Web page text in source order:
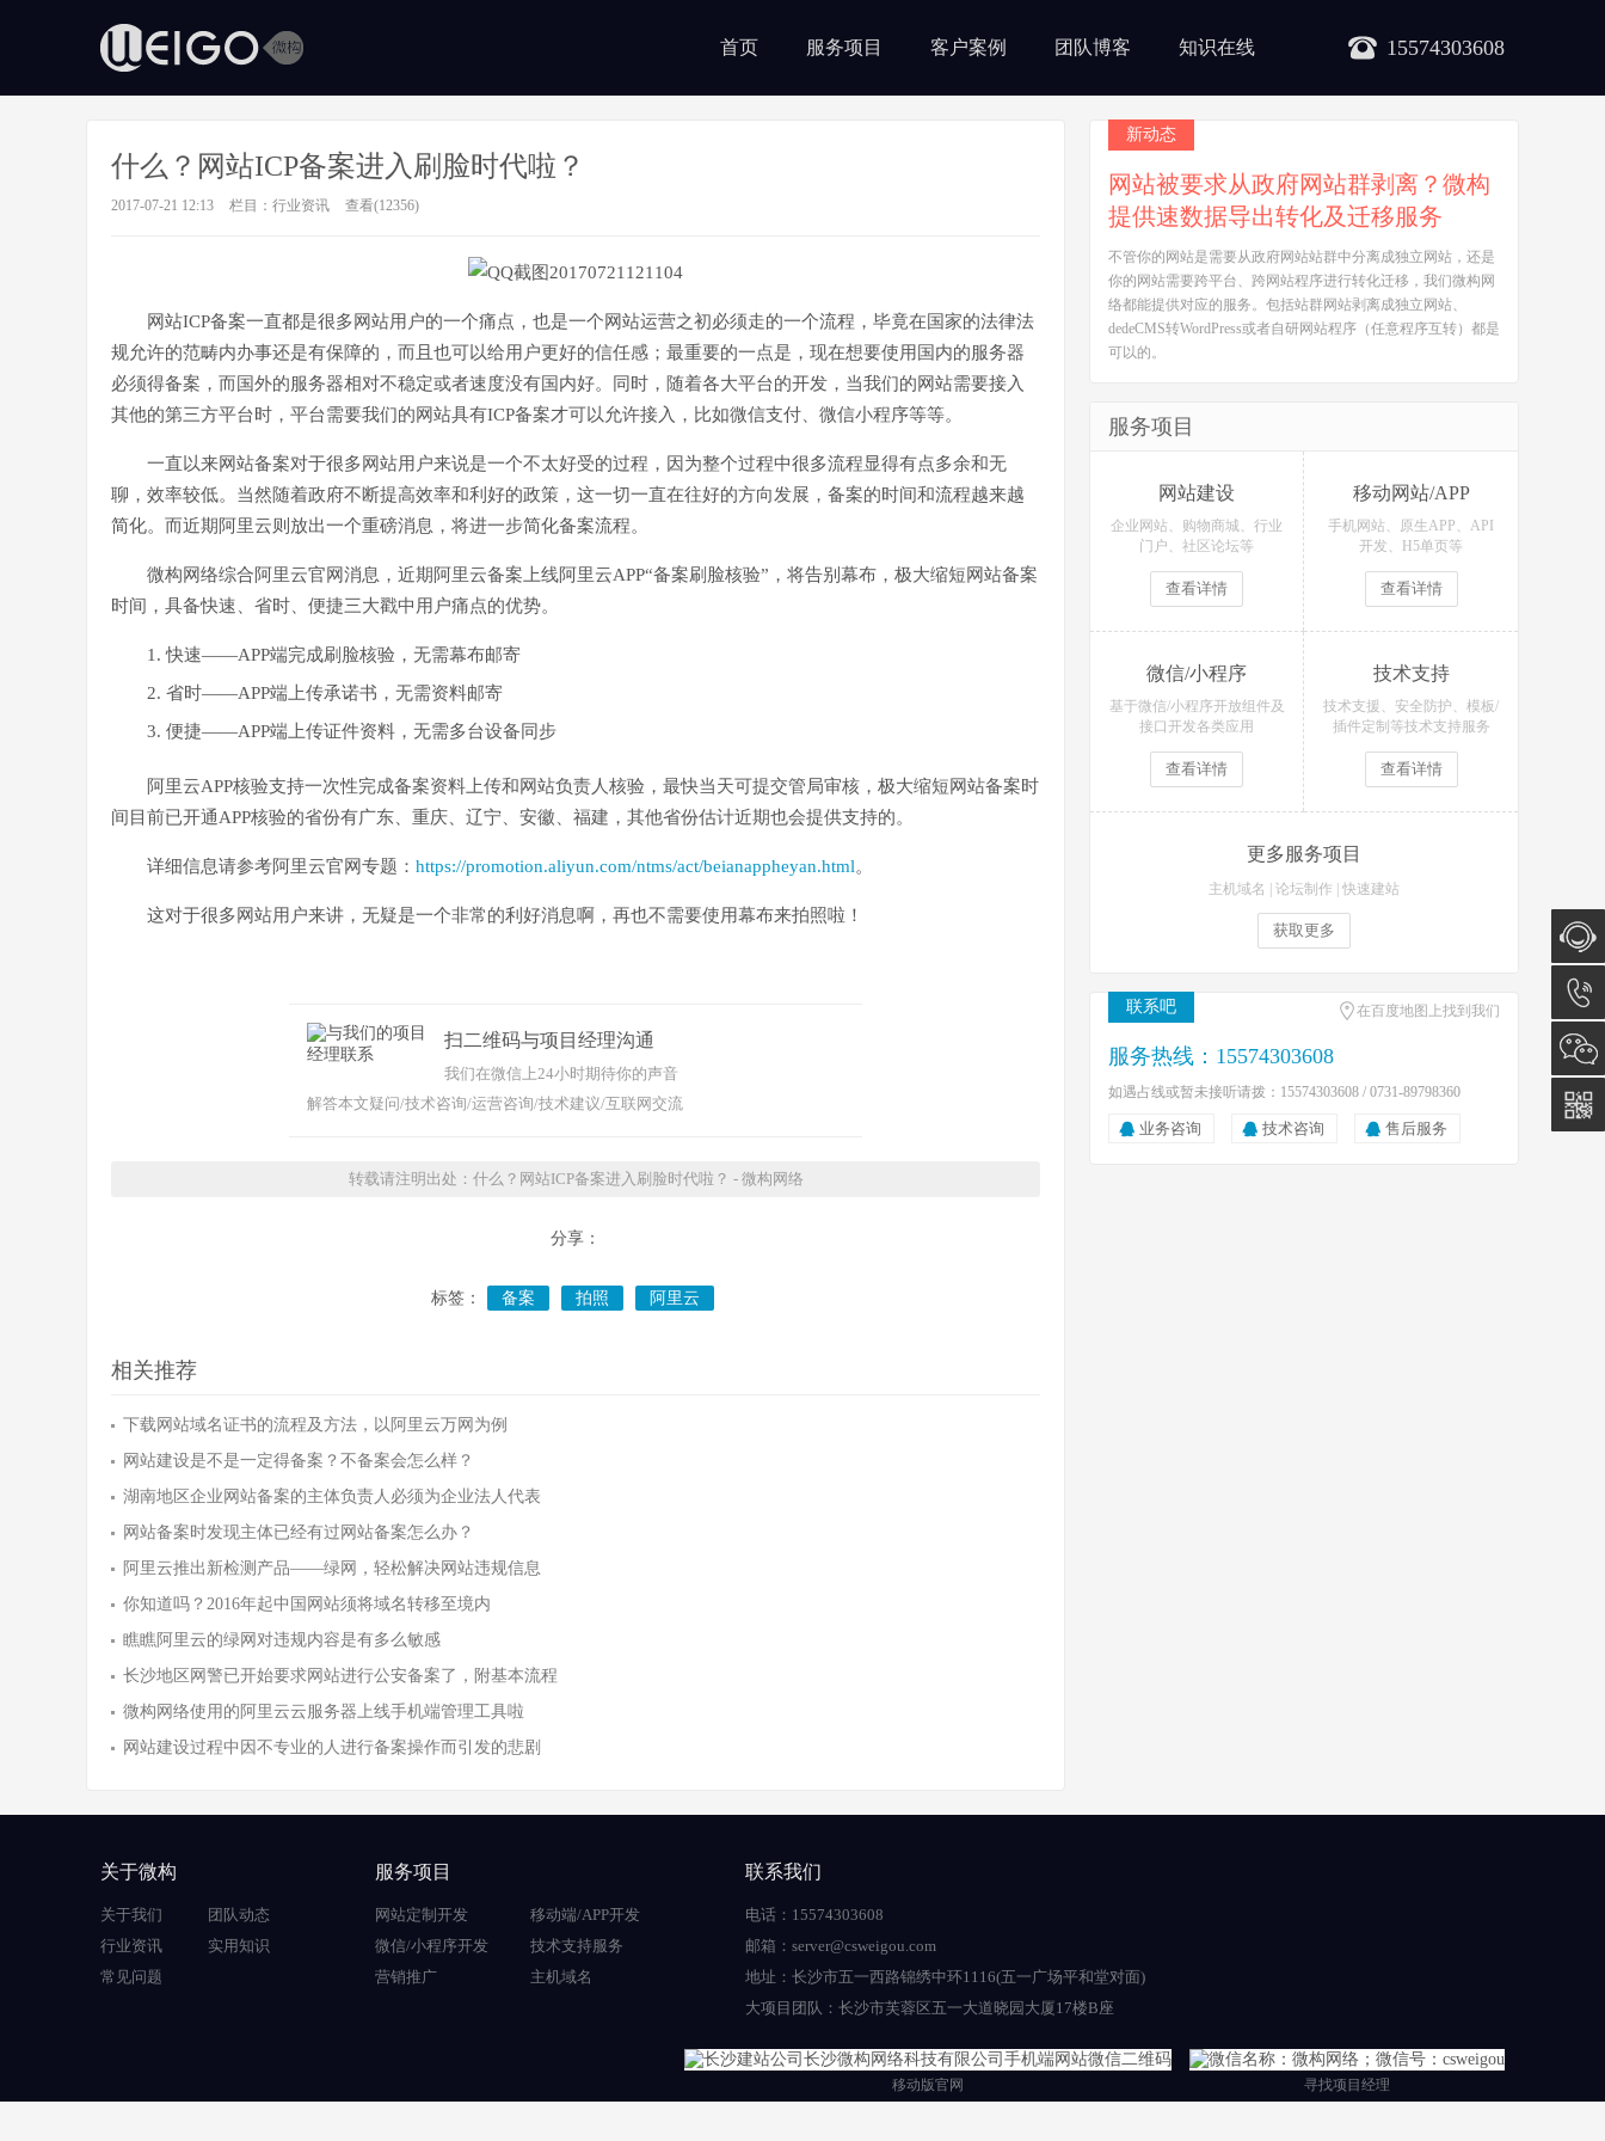
15574303608
首页 服务项目 客户案例 团队博客 知识在线
什么？网站ICP备案进入刷脸时代啦？
2017-07-21 12:13 栏目： 行业资讯 查看(12356)
网站ICP备案一直都是很多网站用户的一个痛点，也是一个网站运营之初必须走的一个流程，毕竟在国家的法律法
规允许的范畴内办事还是有保障的，而且也可以给用户更好的信任感；最重要的一点是，现在想要使用国内的服务器
必须得备案，而国外的服务器相对不稳定或者速度没有国内好。同时，随着各大平台的开发，当我们的网站需要接入
其他的第三方平台时，平台需要我们的网站具有ICP备案才可以允许接入，比如微信支付、微信小程序等等。
一直以来网站备案对于很多网站用户来说是一个不太好受的过程，因为整个过程中很多流程显得有点多余和无
聊，效率较低。当然随着政府不断提高效率和利好的政策，这一切一直在往好的方向发展，备案的时间和流程越来越
简化。而近期阿里云则放出一个重磅消息，将进一步简化备案流程。
微构网络综合阿里云官网消息，近期阿里云备案上线阿里云APP“备案刷脸核验”，将告别幕布，极大缩短网站备案
时间，具备快速、省时、便捷三大戳中用户痛点的优势。
快速——APP端完成刷脸核验，无需幕布邮寄
省时——APP端上传承诺书，无需资料邮寄
便捷——APP端上传证件资料，无需多台设备同步
阿里云APP核验支持一次性完成备案资料上传和网站负责人核验，最快当天可提交管局审核，极大缩短网站备案时
间目前已开通APP核验的省份有广东、重庆、辽宁、安徽、福建，其他省份估计近期也会提供支持的。
详细信息请参考阿里云官网专题： https://promotion.aliyun.com/ntms/act/beianappheyan.html。
这对于很多网站用户来讲，无疑是一个非常的利好消息啊，再也不需要使用幕布来拍照啦！
扫二维码与项目经理沟通
我们在微信上24小时期待你的声音
解答本文疑问/技术咨询/运营咨询/技术建议/互联网交流
转载请注明出处：什么？网站ICP备案进入刷脸时代啦？ - 微构网络
分享：
标签： 备案 拍照 阿里云
相关推荐
下载网站域名证书的流程及方法，以阿里云万网为例
网站建设是不是一定得备案？不备案会怎么样？
湖南地区企业网站备案的主体负责人必须为企业法人代表
网站备案时发现主体已经有过网站备案怎么办？
阿里云推出新检测产品——绿网，轻松解决网站违规信息
你知道吗？2016年起中国网站须将域名转移至境内
瞧瞧阿里云的绿网对违规内容是有多么敏感
长沙地区网警已开始要求网站进行公安备案了，附基本流程
微构网络使用的阿里云云服务器上线手机端管理工具啦
网站建设过程中因不专业的人进行备案操作而引发的悲剧
新动态
网站被要求从政府网站群剥离？微构
提供速数据导出转化及迁移服务
不管你的网站是需要从政府网站站群中分离成独立网站，还是
你的网站需要跨平台、跨网站程序进行转化迁移，我们微构网
络都能提供对应的服务。包括站群网站剥离成独立网站、
dedeCMS转WordPress或者自研网站程序（任意程序互转）都是
可以的。
服务项目
网站建设
企业网站、购物商城、行业
门户、社区论坛等
查看详情
移动网站/APP
手机网站、原生APP、API
开发、H5单页等
查看详情
微信/小程序
基于微信/小程序开放组件及
接口开发各类应用
查看详情
技术支持
技术支援、安全防护、模板/
插件定制等技术支持服务
查看详情
更多服务项目
主机域名 论坛制作 快速建站
获取更多
联系吧 在百度地图上找到我们
服务热线：15574303608
如遇占线或暂未接听请拨：15574303608 / 0731-89798360
业务咨询 技术咨询 售后服务
关于微构
关于我们
团队动态
行业资讯
实用知识
常见问题
服务项目
网站定制开发
移动端/APP开发
微信/小程序开发
技术支持服务
营销推广
主机域名
联系我们
电话：15574303608
邮箱：server@csweigou.com
地址：长沙市五一西路锦绣中环1116(五一广场平和堂对面)
大项目团队：长沙市芙蓉区五一大道晓园大厦17楼B座
移动版官网 寻找项目经理
在线咨
询